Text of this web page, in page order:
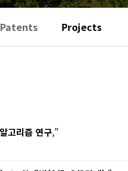
Patents Projects
고리즘 연구,"